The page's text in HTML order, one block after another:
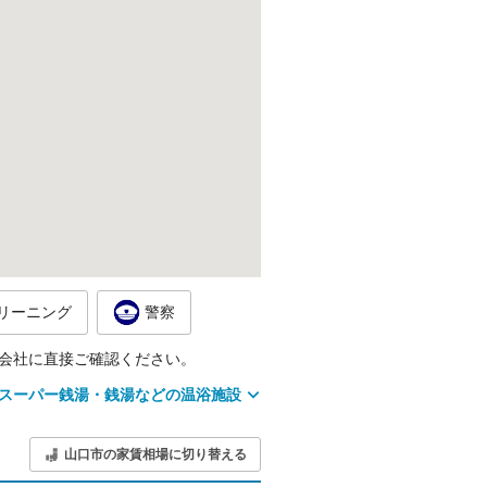
ーニング 警察
に直接ご確認ください。
ーパー銭湯・銭湯などの温浴施設
山口市の家賃相場に切り替える